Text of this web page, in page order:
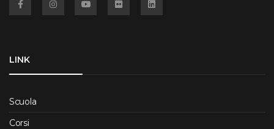
LINK
Scuola
Corsi